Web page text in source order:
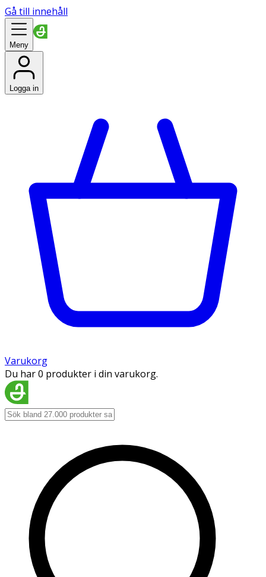
Gå till innehåll
Meny
Logga in
Varukorg
Du har 0 produkter i din varukorg.